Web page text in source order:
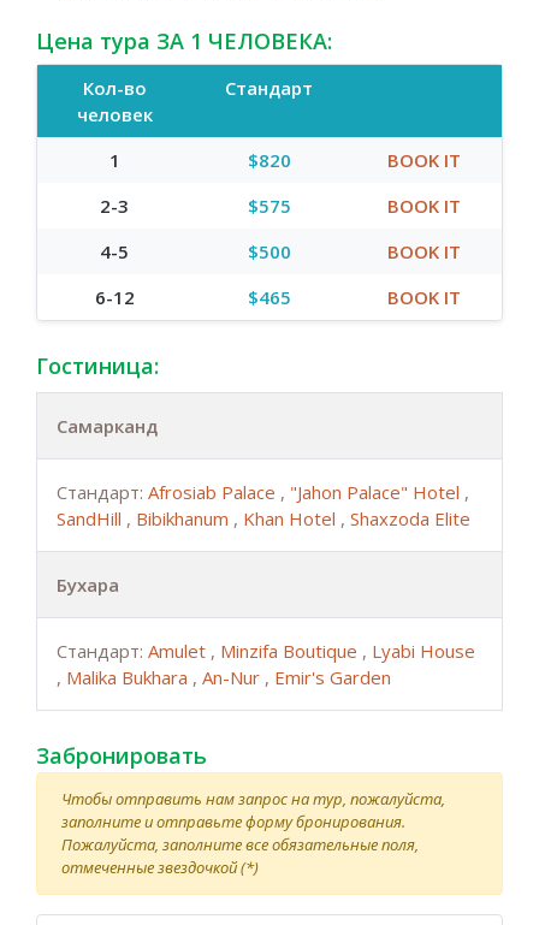
Цена тура ЗА 1 ЧЕЛОВЕКА:
Кол-во
человек
Стандарт
1 $820
BOOK IT
2-3
$575
BOOK IT
4-5
$500
BOOK IT
6-12
$465 BOOK IT
Гостиница:
Самарканд
Стандарт: Afrosiab Palace , "Jahon Palace" Hotel ,
SandHill , Bibikhanum , Khan Hotel , Shaxzoda Elite
Бухара
Стандарт: Amulet , Minzifa Boutique , Lyabi House
, Malika Bukhara , An-Nur , Emir's Garden
Забронировать
Чтобы отправить нам запрос на тур, пожалуйста,
заполните и отправьте форму бронирования.
Пожалуйста, заполните все обязательные поля,
отмеченные звездочкой (*)